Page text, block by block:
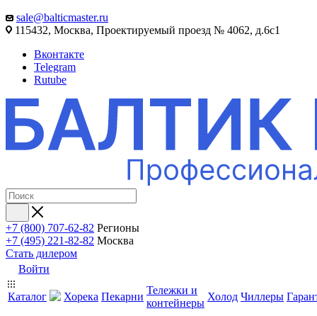
sale@balticmaster.ru
115432, Москва, Проектируемый проезд № 4062, д.6с1
Вконтакте
Telegram
Rutube
+7 (800) 707-62-82 Регионы
+7 (495) 221-82-82 Москва
Стать дилером
Войти
Каталог Хорека Пекарни
Тележки и
контейнеры
Холод Чиллеры